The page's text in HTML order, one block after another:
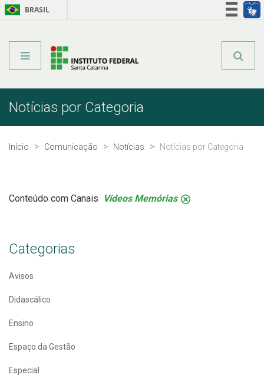
BRASIL
Notícias por Categoria
Início Comunicação Notícias Notícias por Categoria
Conteúdo com Canais Vídeos Memórias .
Categorias
Avisos
Didascálico
Ensino
Espaço da Gestão
Especial